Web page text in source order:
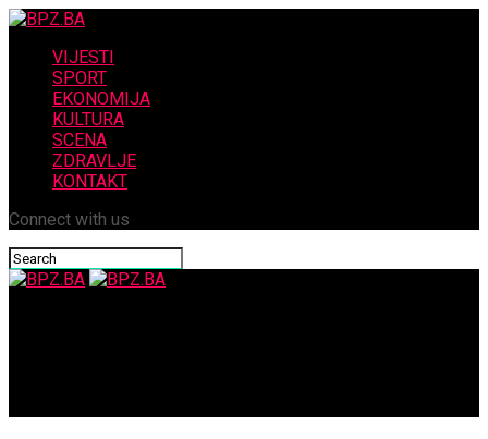
VIJESTI
SPORT
EKONOMIJA
KULTURA
SCENA
ZDRAVLJE
KONTAKT
Connect with us